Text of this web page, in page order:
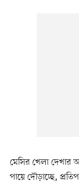
মেসির খেলা
পায়ে দৌড়াচ্ছে,